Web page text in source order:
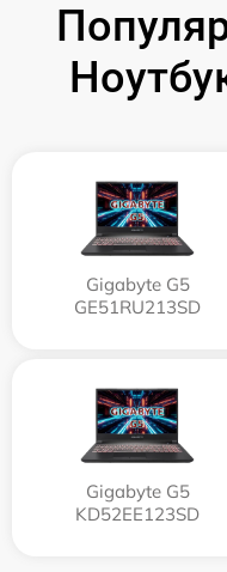
Gigabyte G5
GE51RU213SD
Gigabyte G5
KD52EE123SD